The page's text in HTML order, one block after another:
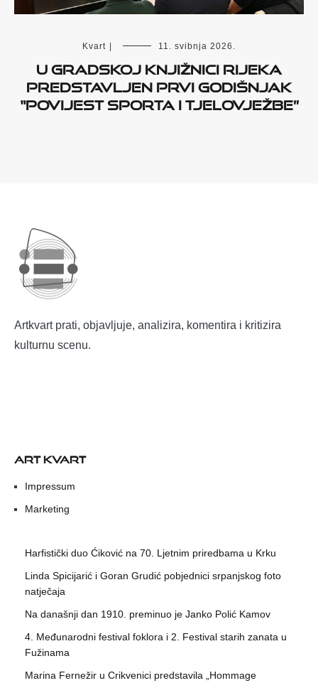
Kvart | 11. svibnja 2026.
U Gradskoj knjižnici Rijeka
predstavljen prvi godišnjak
“Povijest sporta i tjelovježbe”
Artkvart prati, objavljuje, analizira, komentira i kritizira
kulturnu scenu.
ART KVART
Impressum
Marketing
Harfistički duo Ćiković na 70. Ljetnim priredbama u Krku
Linda Spicijarić i Goran Grudić pobjednici srpanjskog foto
natječaja
Na današnji dan 1910. preminuo je Janko Polić Kamov
4. Međunarodni festival foklora i 2. Festival starih zanata u
Fužinama
Marina Fernežir u Crikvenici predstavila „Hommage